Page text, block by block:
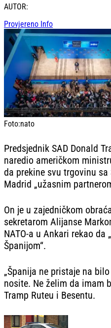
AUTOR:
Provjereno Info
Foto:nato
Predsjednik SAD Donald
naredio američkom
da prekine svu trgovinu
Madrid „užasnim
On je u zajedničkom
sekretarom Alijanse
NATO-a u Ankari rekao
Španijom“.
„Španija ne pristaje na
nosite. Ne želim da imam
Tramp Ruteu i Besentu.